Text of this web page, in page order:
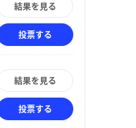
結果を見る
投票する
結果を見る
投票する